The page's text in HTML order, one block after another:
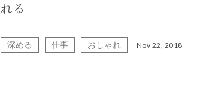
れる
深める 仕事 おしゃれ Nov 22, 2018